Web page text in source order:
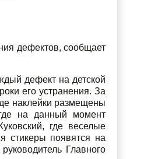
дефектов, сообщает
дефект на детской
его устранения. За
наклейки размещены
на данный момент
где веселые
стикеры появятся на
Главного